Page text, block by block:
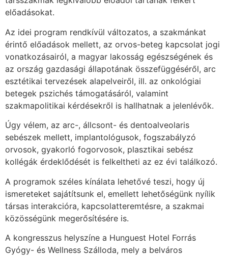
előadásokat.
Az idei program rendkívül változatos, a szakmánkat
érintő előadások mellett, az orvos-beteg kapcsolat jogi
vonatkozásairól, a magyar lakosság egészségének és
az ország gazdasági állapotának összefüggéséről, arc
esztétikai tervezések alapelveiről, ill. az onkológiai
betegek pszichés támogatásáról, valamint
szakmapolitikai kérdésekről is hallhatnak a jelenlévők.
Úgy vélem, az arc-, állcsont- és dentoalveolaris
sebészek mellett, implantológusok, fogszabályzó
orvosok, gyakorló fogorvosok, plasztikai sebész
kollégák érdeklődését is felkeltheti az ez évi találkozó.
A programok széles kínálata lehetővé teszi, hogy új
ismereteket sajátítsunk el, emellett lehetőségünk nyílik
társas interakcióra, kapcsolatteremtésre, a szakmai
közösségünk megerősítésére is.
A kongresszus helyszíne a Hunguest Hotel Forrás
Gyógy- és Wellness Szálloda, mely a belváros